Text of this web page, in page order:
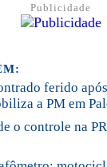
Publicidade
ferido
a PM em
o controle na